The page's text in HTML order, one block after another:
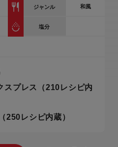
ジャンル 和風
塩分
スプレス（210レシピ内
250レシピ内蔵）